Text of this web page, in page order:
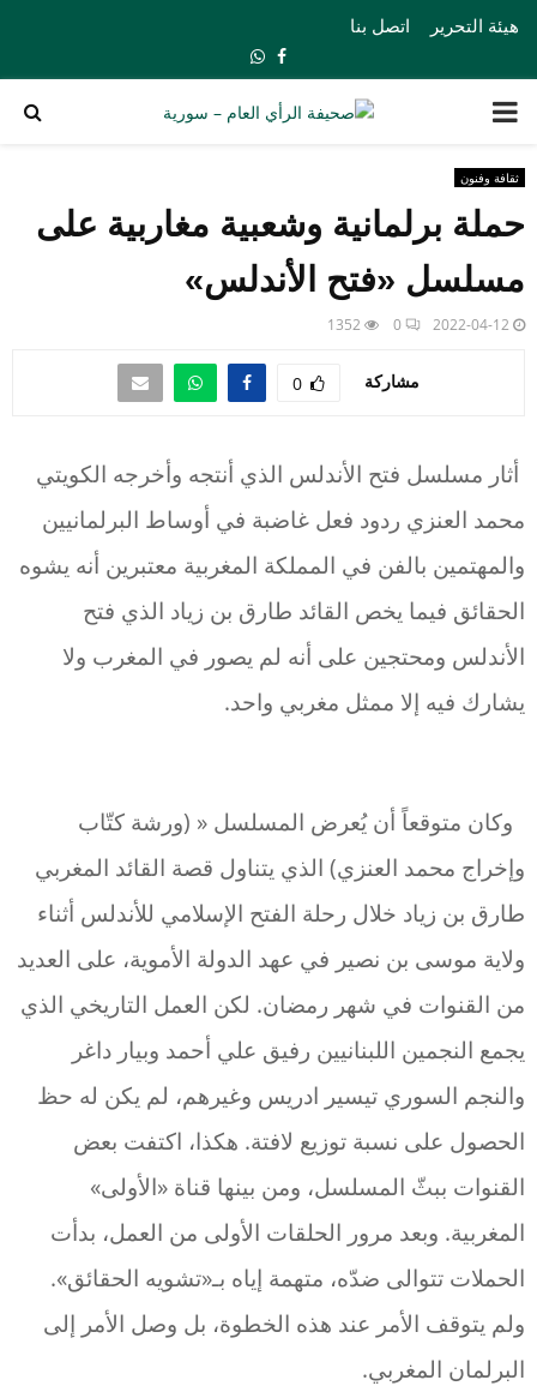
هيئة التحرير اتصل بنا
Facebook
Whatsapp
PRIMARY
MENU
ثقافة وفنون
حملة برلمانية وشعبية مغاربية على
مسلسل «فتح الأندلس»
2022-04-12
0
1352
مشاركة 0
أثار مسلسل فتح الأندلس الذي أنتجه وأخرجه الكويتي
محمد العنزي ردود فعل غاضبة في أوساط البرلمانيين
والمهتمين بالفن في المملكة المغربية معتبرين أنه يشوه
الحقائق فيما يخص القائد طارق بن زياد الذي فتح
الأندلس ومحتجين على أنه لم يصور في المغرب ولا
يشارك فيه إلا ممثل مغربي واحد.
وكان متوقعاً أن يُعرض المسلسل « (ورشة كتّاب
وإخراج محمد العنزي) الذي يتناول قصة القائد المغربي
طارق بن زياد خلال رحلة الفتح الإسلامي للأندلس أثناء
ولاية موسى بن نصير في عهد الدولة الأموية، على العديد
من القنوات في شهر رمضان. لكن العمل التاريخي الذي
يجمع النجمين اللبنانيين رفيق علي أحمد وبيار داغر
والنجم السوري تيسير ادريس وغيرهم، لم يكن له حظ
الحصول على نسبة توزيع لافتة. هكذا، اكتفت بعض
القنوات ببثّ المسلسل، ومن بينها قناة «الأولى»
المغربية. وبعد مرور الحلقات الأولى من العمل، بدأت
الحملات تتوالى ضدّه، متهمة إياه بـ«تشويه الحقائق».
ولم يتوقف الأمر عند هذه الخطوة، بل وصل الأمر إلى
البرلمان المغربي.